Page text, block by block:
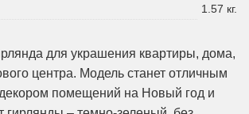
1.57 кг.
для украшения квартиры, дома,
центра. Модель станет отличным
помещений на Новый год и